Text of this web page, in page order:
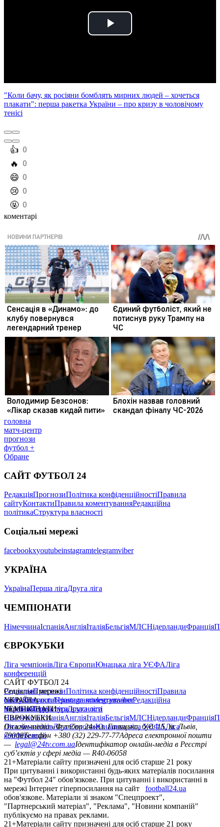
Play
"Коли бачу, як росіяни бомблять мирних людей – хочеться
плакати": перша ракетка України – про кризу в чоловічому
тенісі
️👍 0
️🔥 0
️😄 0
️😢 0
️🤬 0
коментарі
головна
матч-центр
прогнози
футбол +
Обране
САЙТ ФУТБОЛ 24
РедакціяПрогнозиПолітика конфіденційностіПравила
сайтуКонтактиПравила коментуванняРедакційна
політикаСтруктура власності
Соціальні мережі
facebookxyoutubeinstagramtelegramviber
УКРАЇНА
УкраїнаПерша лігаДруга ліга
ЧЕМПІОНАТИ
НімеччинаІспаніяАнгліяІталіяБельгіяМЛСНідерландиФранція
ЄВРОКУБКИ
Ліга чемпіонівЛіга ЄвропиЮнацька ліга УЄФАЛіга
конференцій
САЙТ ФУТБОЛ 24
РедакціяПрогнозиПолітика конфіденційностіПравила
сайтуКонтактиПравила коментуванняРедакційна
політикаСтруктура власності
Соціальні мережі
facebookxyoutubeinstagramtelegramviber
УКРАЇНА
УкраїнаПерша лігаДруга ліга
ЧЕМПІОНАТИ
НімеччинаІспаніяАнгліяІталіяБельгіяМЛСНідерландиФранція
ЄВРОКУБКИ
Ліга чемпіонівЛіга ЄвропиЮнацька ліга УЄФАЛіга
конференцій
Онлайн-медіа «Футбол 24»пл. Галицька, буд. 15, м. Львів,
79008Телефон +380 (32) 229-77-77Адреса електронної пошти
— legal@24tv.com.uaІдентифікатор онлайн-медіа в Реєстрі
суб’єктів у сфері медіа — R40-06058
21+Матеріали сайту призначені для осіб старше 21 року
При цитуванні і використанні будь-яких матеріалів посилання
на "Футбол 24" обов'язкове. При цитуванні і використанні в
мережі Інтернет гіперпосилання на сайт
football24.ua
обов'язкове. Матеріали зі знаком "Спецпроект",
"Партнерський матеріал", "Реклама", "Новини компаній"
публікуємо на правах реклами.
21+Матеріали сайту призначені для осіб старше 21 року